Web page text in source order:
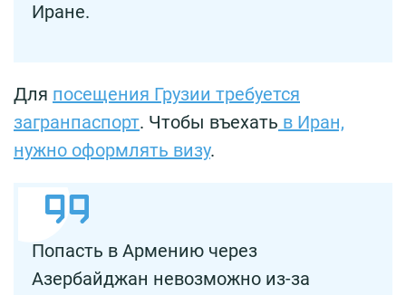
Иране.
Для посещения Грузии требуется
загранпаспорт. Чтобы въехать в Иран,
нужно оформлять визу.
Попасть в Армению через
Азербайджан невозможно из-за